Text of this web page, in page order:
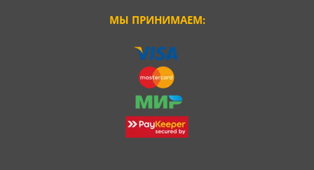
МЫ ПРИНИМАЕМ: